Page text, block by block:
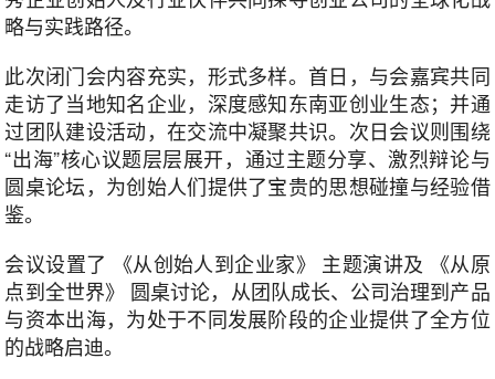
略与实践路径。
此次闭门会内容充实，形式多样。首日，与会嘉宾共同
走访了当地知名企业，深度感知东南亚创业生态；并通
过团队建设活动，在交流中凝聚共识。次日会议则围绕
“出海”核心议题层层展开，通过主题分享、激烈辩论与
圆桌论坛，为创始人们提供了宝贵的思想碰撞与经验借
鉴。
会议设置了 《从创始人到企业家》 主题演讲及 《从原
点到全世界》 圆桌讨论，从团队成长、公司治理到产品
与资本出海，为处于不同发展阶段的企业提供了全方位
的战略启迪。